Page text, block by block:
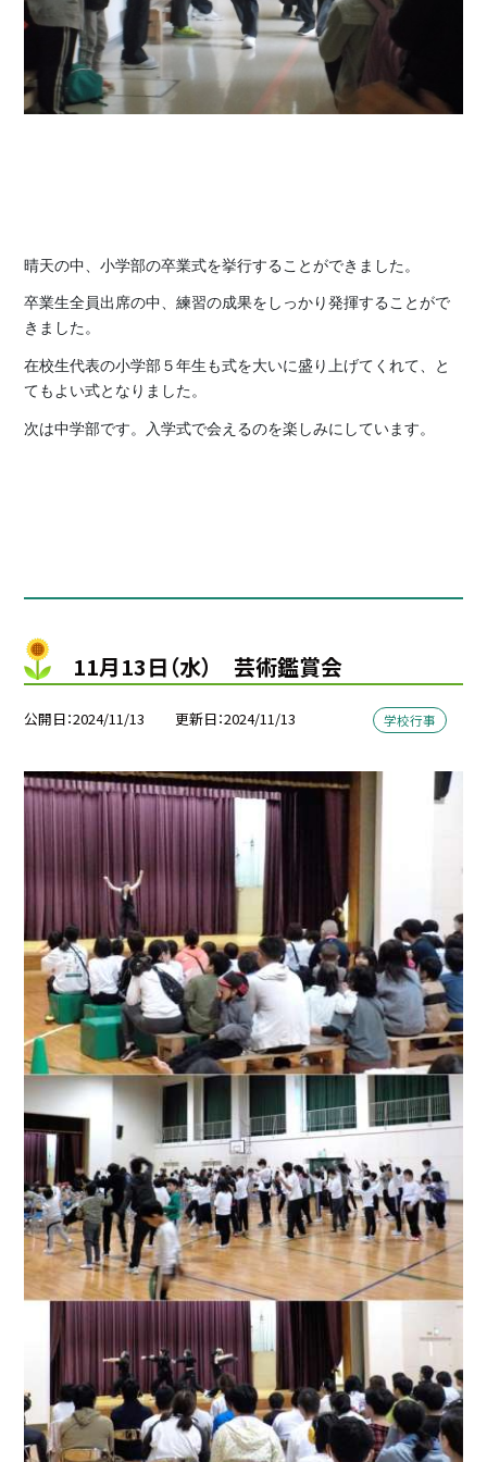
晴天の中、小学部の卒業式を挙行することができました。
卒業生全員出席の中、練習の成果をしっかり発揮することがで
きました。
在校生代表の小学部５年生も式を大いに盛り上げてくれて、と
てもよい式となりました。
次は中学部です。入学式で会えるのを楽しみにしています。
11月13日（水） 芸術鑑賞会
公開日 2024/11/13 更新日 2024/11/13 学校行事